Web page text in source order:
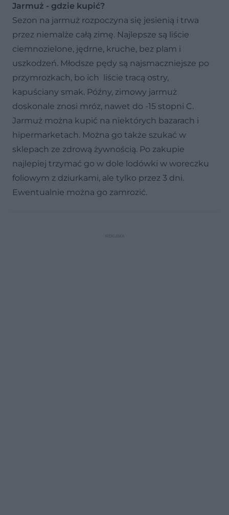
Jarmuż - gdzie kupić?
Sezon na jarmuż rozpoczyna się jesienią i trwa
przez niemalże całą zimę. Najlepsze są liście
ciemnozielone, jędrne, kruche, bez plam i
uszkodzeń. Młodsze pędy są najsmaczniejsze po
przymrozkach, bo ich liście tracą ostry,
kapuściany smak. Późny, zimowy jarmuż
doskonale znosi mróz, nawet do -15 stopni C.
Jarmuż można kupić na niektórych bazarach i
hipermarketach. Można go także szukać w
sklepach ze zdrową żywnością. Po zakupie
najlepiej trzymać go w dole lodówki w woreczku
foliowym z dziurkami, ale tylko przez 3 dni.
Ewentualnie można go zamrozić.